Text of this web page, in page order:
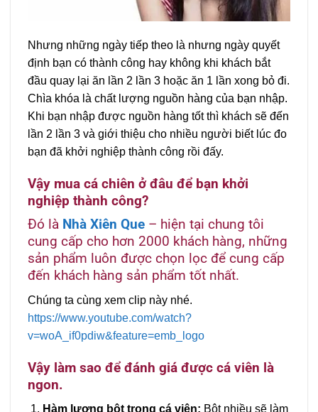
Nhưng những ngày tiếp theo là nhưng ngày quyết
định bạn có thành công hay không khi khách bắt
đầu quay lại ăn lần 2 lần 3 hoặc ăn 1 lần xong bỏ đi.
Chìa khóa là chất lượng nguồn hàng của bạn nhập.
Khi bạn nhập được nguồn hàng tốt thì khách sẽ đến
lần 2 lần 3 và giới thiệu cho nhiều người biết lúc đo
bạn đã khởi nghiệp thành công rồi đấy.
Vậy mua cá chiên ở đâu để bạn khởi
nghiệp thành công?
Đó là Nhà Xiên Que – hiện tại chung tôi
cung cấp cho hơn 2000 khách hàng, những
sản phẩm luôn được chọn lọc để cung cấp
đến khách hàng sản phẩm tốt nhất.
Chúng ta cùng xem clip này nhé.
https://www.youtube.com/watch?
v=woA_if0pdiw&feature=emb_logo
Vậy làm sao để đánh giá được cá viên là
ngon.
Hàm lượng bột trong cá viên: Bột nhiều sẽ làm